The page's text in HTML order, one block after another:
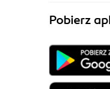
Pobierz